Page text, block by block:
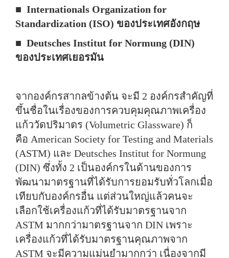
■ Internationals Organization for
Standardization (ISO) ของประเทศอังกฤษ
■ Deutsches Institut for Normung (DIN)
ของประเทศเยอรมัน
จากองค์กรสากลข้างต้น จะมี 2 องค์กรสำคัญที่
ขึ้นชื่อในเรื่องของการควบคุมคุณภาพเครื่อง
แก้ววัดปริมาตร (Volumetric Glassware) ก็
คือ American Society for Testing and Materials
(ASTM) และ Deutsches Institut for Normung
(DIN) ซึ่งทั้ง 2 เป็นองค์กรในด้านของการ
พัฒนามาตรฐานที่ได้รับการยอมรับทั่วโลกเมื่อ
เทียบกับองค์กรอื่น แต่ส่วนใหญ่แล้วคนจะ
เลือกใช้เครื่องแก้วที่ได้รับมาตรฐานจาก
ASTM มากกว่ามาตรฐานจาก DIN เพราะ
เครื่องแก้วที่ได้รับมาตรฐานคุณภาพจาก
ASTM จะมีความแม่นยำมากกว่า เนื่องจากมี